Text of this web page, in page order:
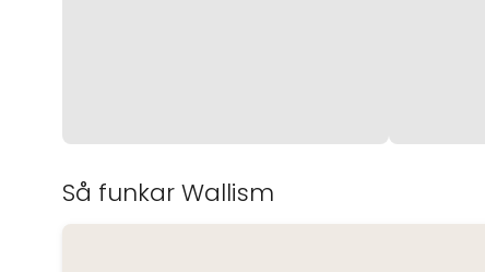
Så funkar Wallism